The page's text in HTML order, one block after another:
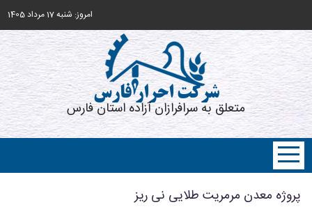
امروز: شنبه 17 مرداد 1405
شرکت احرار فارس
متعلق به سرافرازان آزاده استان فارس
پروژه معدن مرمریت طلایی نی ریز